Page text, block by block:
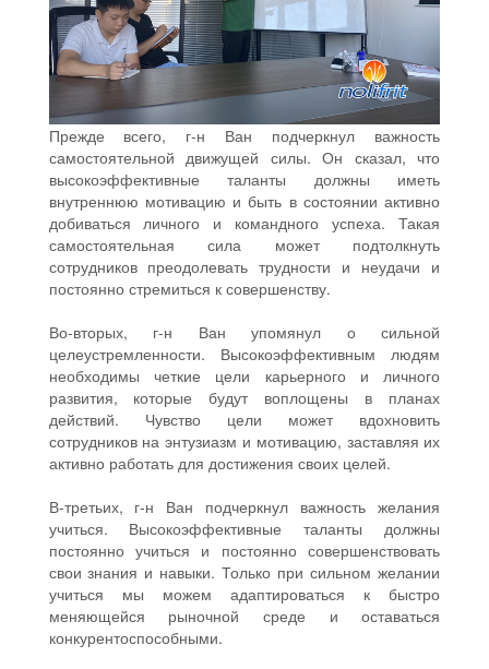
Прежде всего, г-н Ван подчеркнул важность
самостоятельной движущей силы. Он сказал, что
высокоэффективные таланты должны иметь
внутреннюю мотивацию и быть в состоянии активно
добиваться личного и командного успеха. Такая
самостоятельная сила может подтолкнуть
сотрудников преодолевать трудности и неудачи и
постоянно стремиться к совершенству.
Во-вторых, г-н Ван упомянул о сильной
целеустремленности. Высокоэффективным людям
необходимы четкие цели карьерного и личного
развития, которые будут воплощены в планах
действий. Чувство цели может вдохновить
сотрудников на энтузиазм и мотивацию, заставляя их
активно работать для достижения своих целей.
В-третьих, г-н Ван подчеркнул важность желания
учиться. Высокоэффективные таланты должны
постоянно учиться и постоянно совершенствовать
свои знания и навыки. Только при сильном желании
учиться мы можем адаптироваться к быстро
меняющейся рыночной среде и оставаться
конкурентоспособными.